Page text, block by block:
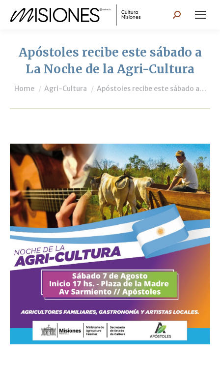
Search:
Apóstoles recibe este sábado a
La Noche de la Agri-Cultura
You are here:
Home Agri-Cultura Apóstoles recibe este sábado a…